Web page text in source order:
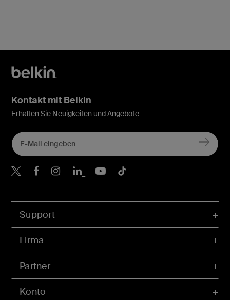
Konto
Support
Firma
Partner
Kontakt mit Belkin
Erhalten Sie Neuigkeiten und Angebote
Belkin Twitter
Belkin Facebook
Belkin Instagram
Belkin LinkedIn
Belkin Youtube
Belkin TikTok